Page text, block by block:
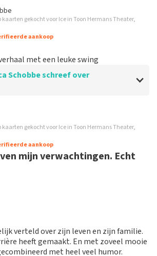
Willemsen over
ontvangen
kaarten gekocht voor Ice in Toon Hermans Theater,
aankoop
met een leuke swing
Schobbe schreef over
Schobbe over
kaarten gekocht voor Ice in Toon Hermans Theater,
aankoop
mijn verwachtingen. Echt
verteld over zijn leven en zijn familie.
heeft gemaakt. En met zoveel mooie
met heel veel humor.